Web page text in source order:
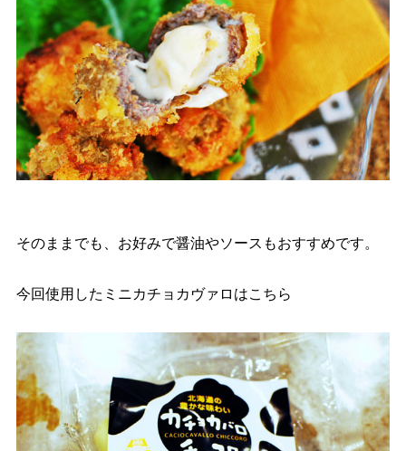
そのままでも、お好みで醤油やソースもおすすめです。
今回使用したミニカチョカヴァロはこちら